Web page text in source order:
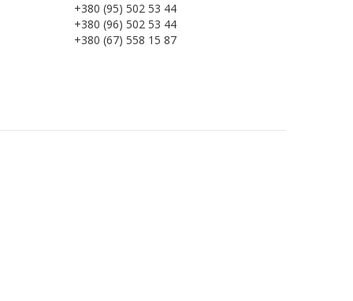
+380 (95) 502 53 44
+380 (96) 502 53 44
+380 (67) 558 15 87